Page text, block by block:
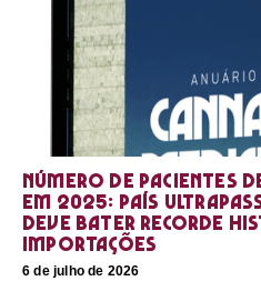
Número de pacientes
em 2025: país
deve bater recorde
importações
6 de julho de 2026